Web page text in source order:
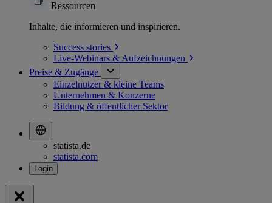
Ressourcen
Inhalte, die informieren und inspirieren.
Success stories
Live-Webinars & Aufzeichnungen
Preise & Zugänge
Einzelnutzer & kleine Teams
Unternehmen & Konzerne
Bildung & öffentlicher Sektor
statista.de
statista.com